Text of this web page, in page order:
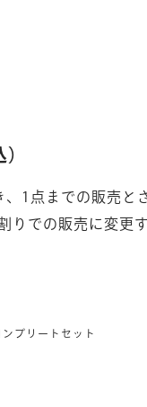
）
1点までの販売と
りでの販売に変更
プリートセット